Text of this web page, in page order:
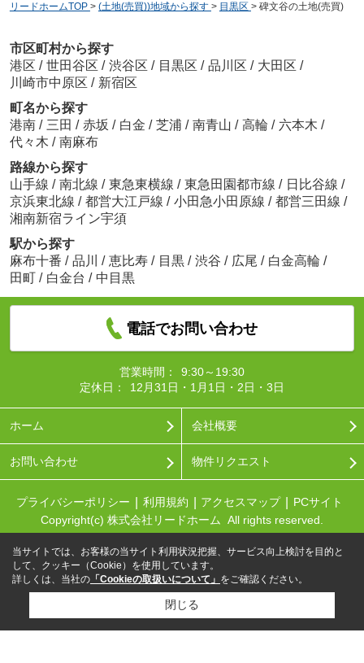
リードホームTOP > (土地(売買))地域から探す > 目黒区 > 碑文谷の土地(売買)
市区町村から探す
港区 / 世田谷区 / 渋谷区 / 目黒区 / 品川区 / 大田区 /
川崎市中原区 / 新宿区
町名から探す
港南 / 三田 / 赤坂 / 白金 / 芝浦 / 南青山 / 高輪 / 六本木 /
代々木 / 南麻布
路線から探す
山手線 / 南北線 / 東急東横線 / 東急田園都市線 / 日比谷線 /
京浜東北線 / 都営大江戸線 / 小田急小田原線 / 都営三田線 /
湘南新宿ライン宇須
駅から探す
麻布十番 / 品川 / 恵比寿 / 目黒 / 渋谷 / 広尾 / 白金高輪 /
田町 / 白金台 / 中目黒
電話でお問い合わせ
営業時間：
9:30～19:30
定休日：
12月31日・1月1日・2日・3日
ホーム 会社概要
お問い合わせ 物件リクエスト
プライバシーポリシー 利用規約 アクセスマップ
PCサイト
Copyright(c) 株式会社リードホーム All rights reserved.
当サイトでは、お客様の当サイト利用状況把握、サービス向上検討を目的と
して、クッキー（Cookie）を使用しています。
詳しくは、当社の 「Cookieの取扱いについて」 をご確認ください。
閉じる